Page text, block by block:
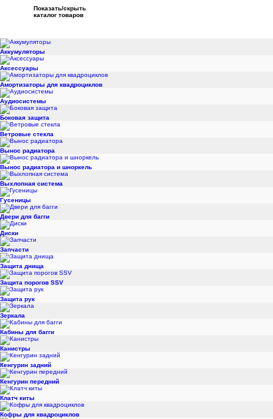
Показать/скрыть
каталог товаров
Аккумуляторы
Аксессуары
Амортизаторы для квадроциклов
Аудиосистемы
Боковая защита
Ветровые стекла
Вынос радиатора
Вынос радиатора и шноркель
Выхлопная система
Гусеницы
Двери для багги
Диски
Запчасти
Защита днища
Защита порогов SSV
Защита рук
Зеркала
Кабины для багги
Канистры
Кенгурин задний
Кенгурин передний
Клатч киты
Кофры для квадроциклов